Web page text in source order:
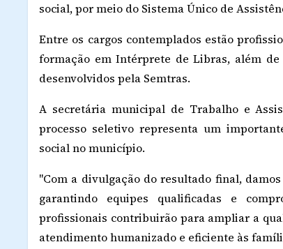
social, por meio do Sistema Único de
Entre os cargos contemplados estão
formação em Intérprete de Libras, além
desenvolvidos pela Semtras.
A secretária municipal de Trabalho e
processo seletivo representa um
social no município.
"Com a divulgação do resultado final,
garantindo equipes qualificadas e
profissionais contribuirão para ampliar a
atendimento humanizado e eficiente às